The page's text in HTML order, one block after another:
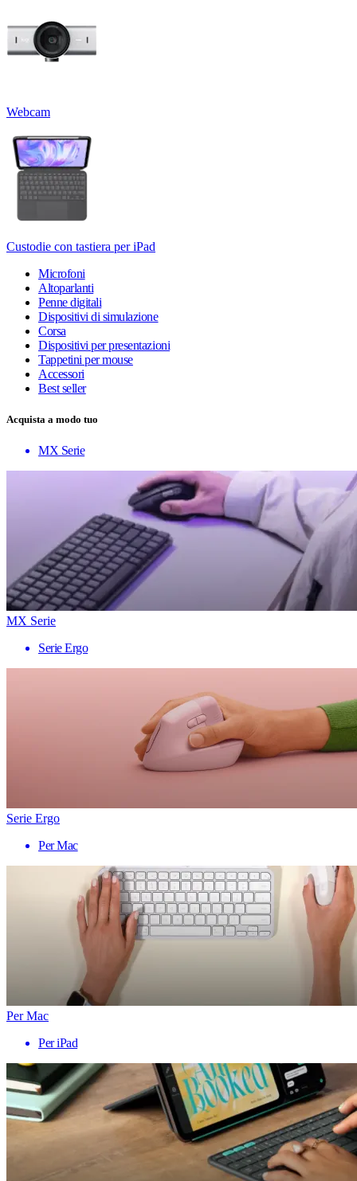
Webcam
Custodie con tastiera per iPad
Microfoni
Altoparlanti
Penne digitali
Dispositivi di simulazione
Corsa
Dispositivi per presentazioni
Tappetini per mouse
Accessori
Best seller
Acquista a modo tuo
MX Serie
MX Serie
Serie Ergo
Serie Ergo
Per Mac
Per Mac
Per iPad